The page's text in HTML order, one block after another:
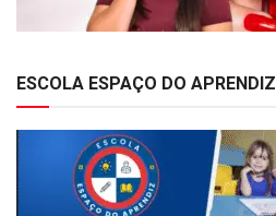
ESCOLA ESPAÇO DO APRENDIZ